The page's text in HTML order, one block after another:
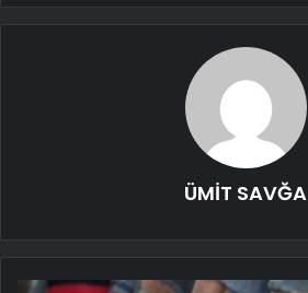
ÜMİT SAVĞA